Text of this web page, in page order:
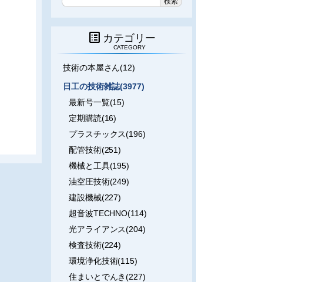
list_alt カテゴリー
CATEGORY
技術の本屋さん(12)
日工の技術雑誌(3977)
最新号一覧(15)
定期購読(16)
プラスチックス(196)
配管技術(251)
機械と工具(195)
油空圧技術(249)
建設機械(227)
超音波TECHNO(114)
光アライアンス(204)
検査技術(224)
環境浄化技術(115)
住まいとでんき(227)